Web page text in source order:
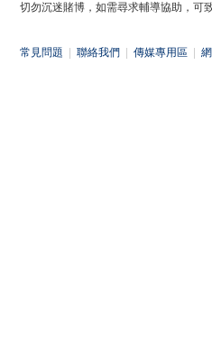
切勿沉迷賭博，如需尋求輔導協助，可
常見問題 聯絡我們 傳媒專用區